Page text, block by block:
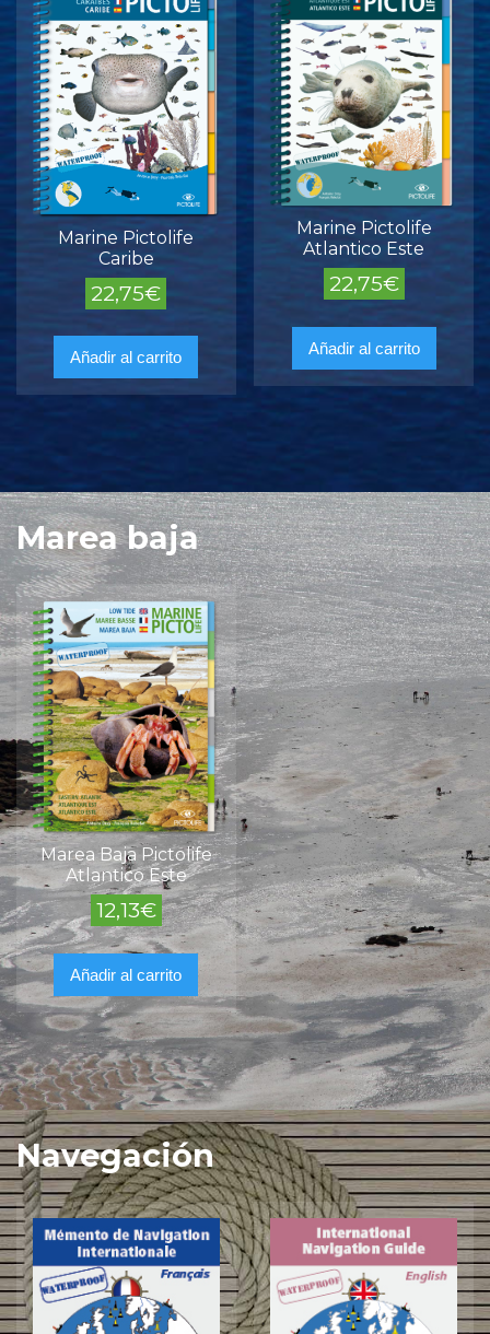
Marine Pictolife
Caribe
22,75€
Añadir al carrito
Marine Pictolife
Atlantico Este
22,75€
Añadir al carrito
Marea baja
Marea Baja Pictolife
Atlantico Este
12,13€
Añadir al carrito
Navegación